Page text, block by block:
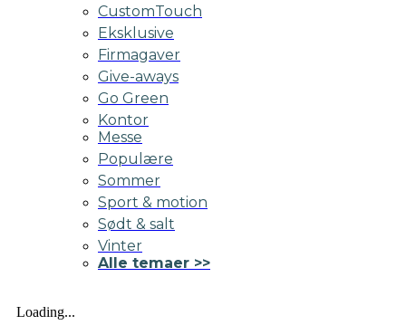
CustomTouch
Eksklusive
Firmagaver
Give-aways
Go Green
Kontor
Messe
Populære
Sommer
Sport & motion
Sødt & salt
Vinter
Alle temaer >>
Loading...